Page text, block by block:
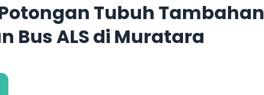
Tubuh Tambahan
Bus ALS di Muratara